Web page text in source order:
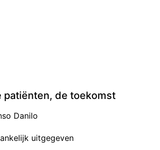
de toekomst
Danilo
uitgegeven